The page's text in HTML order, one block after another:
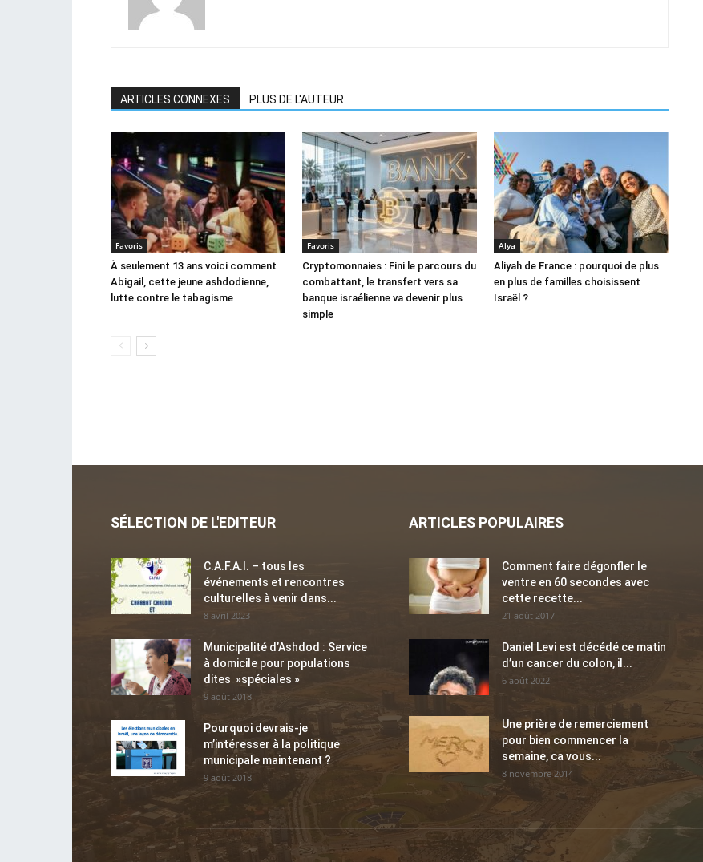
ARTICLES CONNEXES PLUS DE L'AUTEUR
Favoris
À seulement 13 ans voici comment
Abigail, cette jeune ashdodienne,
lutte contre le tabagisme
Favoris
Cryptomonnaies : Fini le parcours du
combattant, le transfert vers sa
banque israélienne va devenir plus
simple
Alya
Aliyah de France : pourquoi de plus
en plus de familles choisissent
Israël ?
SÉLECTION DE L'EDITEUR
C.A.F.A.I. – tous les
événements et rencontres
culturelles à venir dans...
8 avril 2023
Municipalité d’Ashdod : Service
à domicile pour populations
dites »spéciales »
9 août 2018
Pourquoi devrais-je
m’intéresser à la politique
municipale maintenant ?
9 août 2018
ARTICLES POPULAIRES
Comment faire dégonfler le
ventre en 60 secondes avec
cette recette...
21 août 2017
Daniel Levi est décédé ce matin
d’un cancer du colon, il...
6 août 2022
Une prière de remerciement
pour bien commencer la
semaine, ca vous...
8 novembre 2014